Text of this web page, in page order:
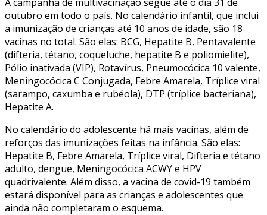
outubro em todo o país. No calendário infantil, que inclui
a imunização de crianças até 10 anos de idade, são 18
vacinas no total. São elas: BCG, Hepatite B, Pentavalente
(difteria, tétano, coqueluche, hepatite B e poliomielite),
Pólio inativada (VIP), Rotavírus, Pneumocócica 10 valente,
Meningocócica C Conjugada, Febre Amarela, Tríplice viral
(sarampo, caxumba e rubéola), DTP (tríplice bacteriana),
Hepatite A.
No calendário do adolescente há mais vacinas, além de
reforços das imunizações feitas na infância. São elas:
Hepatite B, Febre Amarela, Tríplice viral, Difteria e tétano
adulto, dengue, Meningocócica ACWY e HPV
quadrivalente. Além disso, a vacina de covid-19 também
estará disponível para as crianças e adolescentes que
ainda não completaram o esquema.